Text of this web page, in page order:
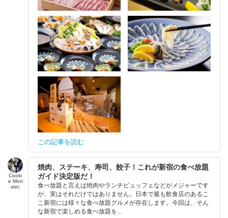
この記事を読む
Cooki
e Mon
ster.
焼肉、ステーキ、寿司、餃子！これが新宿の食べ放題
ガイド決定版だ！
食べ放題と言えば焼肉やランチビュッフェなどがメジャーです
が、実はそれだけではありません。日本で最も飲食店のあるこ
こ新宿には様々な食べ放題グルメが存在します。今回は、そん
な新宿で楽しめる食べ放題を...